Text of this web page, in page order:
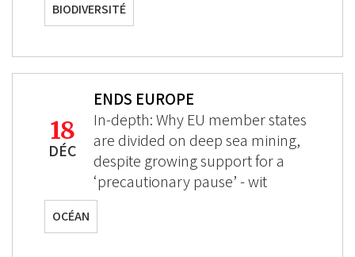
BIODIVERSITÉ
18
DÉC
ENDS EUROPE
In-depth: Why EU member states
are divided on deep sea mining,
despite growing support for a
‘precautionary pause’ - wit
OCÉAN